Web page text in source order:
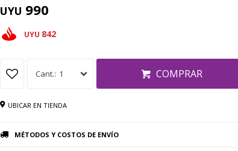
UYU 990
UYU 842
1 COMPRAR
UBICAR EN TIENDA
MÉTODOS Y COSTOS DE ENVÍO